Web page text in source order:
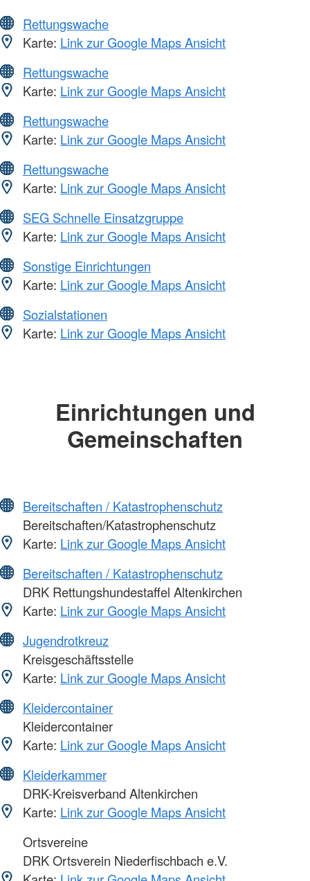
Rettungswache
Karte: Link zur Google Maps Ansicht
Rettungswache
Karte: Link zur Google Maps Ansicht
Rettungswache
Karte: Link zur Google Maps Ansicht
Rettungswache
Karte: Link zur Google Maps Ansicht
SEG Schnelle Einsatzgruppe
Karte: Link zur Google Maps Ansicht
Sonstige Einrichtungen
Karte: Link zur Google Maps Ansicht
Sozialstationen
Karte: Link zur Google Maps Ansicht
Einrichtungen und
Gemeinschaften
Bereitschaften / Katastrophenschutz
Bereitschaften/Katastrophenschutz
Karte: Link zur Google Maps Ansicht
Bereitschaften / Katastrophenschutz
DRK Rettungshundestaffel Altenkirchen
Karte: Link zur Google Maps Ansicht
Jugendrotkreuz
Kreisgeschäftsstelle
Karte: Link zur Google Maps Ansicht
Kleidercontainer
Kleidercontainer
Karte: Link zur Google Maps Ansicht
Kleiderkammer
DRK-Kreisverband Altenkirchen
Karte: Link zur Google Maps Ansicht
Ortsvereine
DRK Ortsverein Niederfischbach e.V.